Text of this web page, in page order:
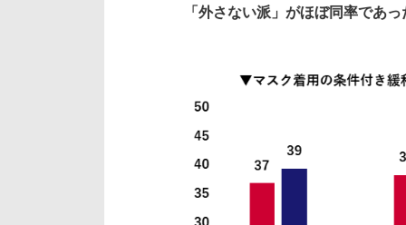
「外さない派」がほぼ同率であっ